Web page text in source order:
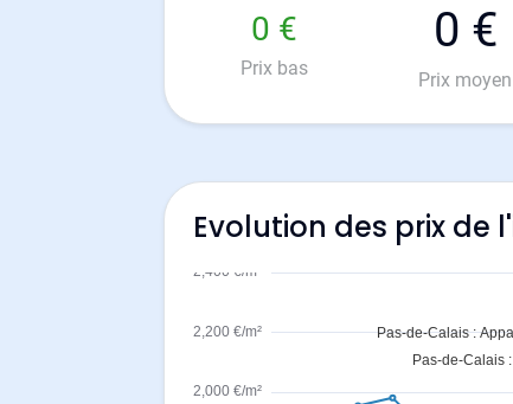
0 €
Prix bas
0 €
Prix moyen
Evolution des prix de